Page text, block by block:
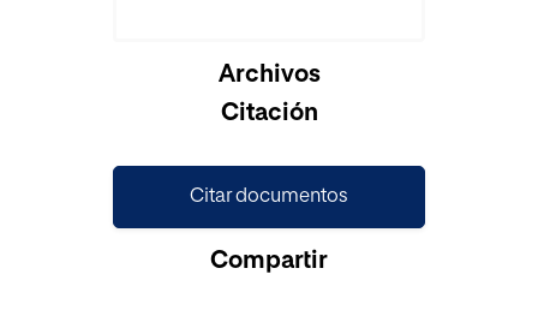
Archivos
Citación
Citar documentos
Compartir